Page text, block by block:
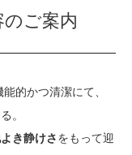
ご案内
的かつ清潔にて、
。
き静けさをもって迎